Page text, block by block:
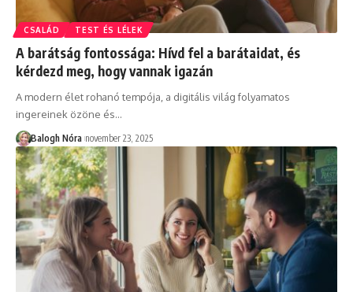
CSALÁD TEST ÉS LÉLEK
A barátság fontossága: Hívd fel a barátaidat, és
kérdezd meg, hogy vannak igazán
A modern élet rohanó tempója, a digitális világ folyamatos
ingereinek özöne és…
Balogh Nóra november 23, 2025